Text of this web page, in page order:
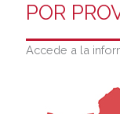
POR
Accede a la